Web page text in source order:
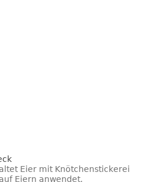
Eier mit Knötchenstickerei
Eiern anwendet.